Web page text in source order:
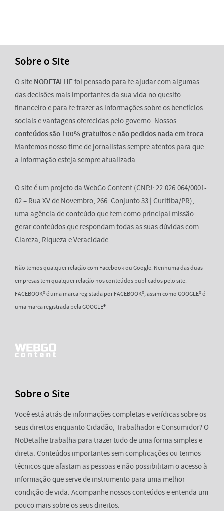
Sobre o Site
O site NODETALHEfoi pensado para te ajudar com algumas
das decisões mais importantes da sua vida no quesito
financeiro e para te trazer as informações sobre os benefícios
sociais e vantagens oferecidas pelo governo. Nossos
conteúdos são 100% gratuitose não pedidos nada em troca.
Mantemos nosso time de jornalistas sempre atentos para que
a informação esteja sempre atualizada.
O site é um projeto da WebGo Content (CNPJ: 22.026.064/0001-
02 – Rua XV de Novembro, 266. Conjunto 33 | Curitiba/PR),
uma agência de conteúdo que tem como principal missão
gerar conteúdos que respondam todas as suas dúvidas com
Clareza, Riqueza e Veracidade.
Não temos qualquer relação com Facebook ou Google. Nenhuma das duas
empresas tem qualquer relação nos conteúdos publicados pelo site.
FACEBOOK® é uma marca registada por FACEBOOK®, assim como GOOGLE® é
uma marca registrada pela GOOGLE®
Sobre o Site
Você está atrás de informações completas e verídicas sobre os
seus direitos enquanto Cidadão, Trabalhador e Consumidor? O
NoDetalhe trabalha para trazer tudo de uma forma simples e
direta. Conteúdos importantes sem complicações ou termos
técnicos que afastam as pessoas e não possibilitam o acesso à
informação que serve de instrumento para uma melhor
condição de vida. Acompanhe nossos conteúdos e entenda um
pouco mais sobre os seus direitos.